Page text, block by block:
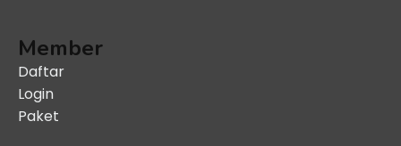
Member
Daftar
Login
Paket